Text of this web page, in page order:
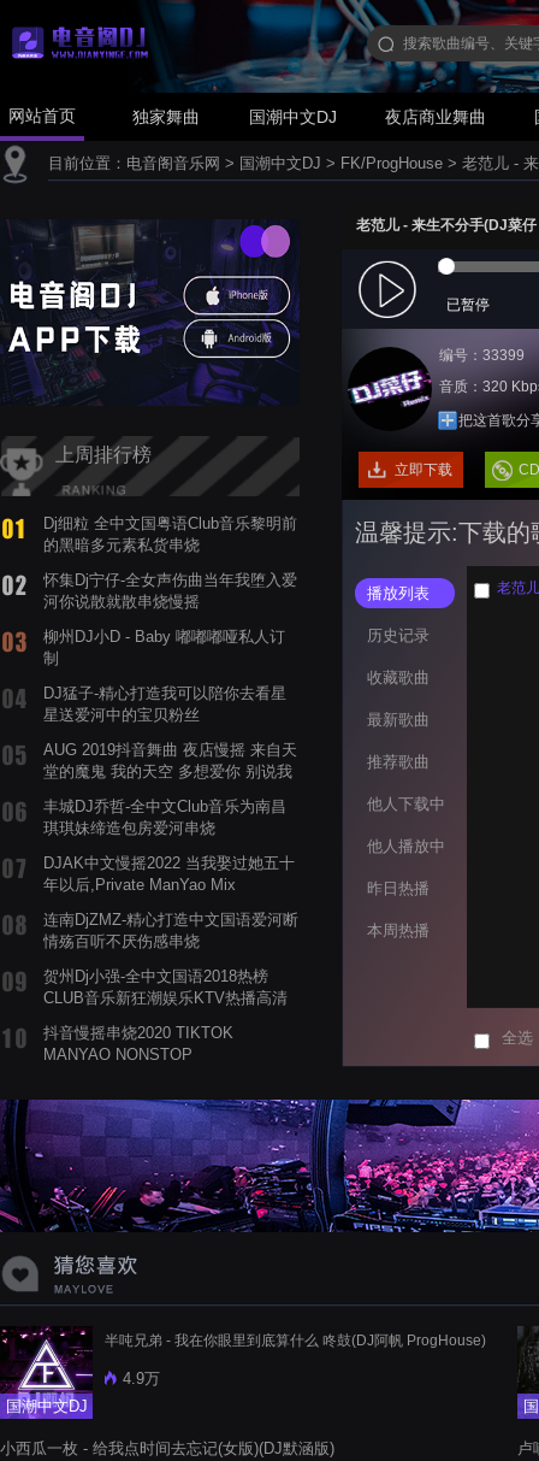
网站首页 独家舞曲 国潮中文DJ 夜店商业舞曲
目前位置： 电音阁音乐网 > 国潮中文DJ > FK/ProgHouse > 老范儿 -
上周排行榜
Dj细粒 全中文国粤语Club音乐黎明前
的黑暗多元素私货串烧
怀集Dj宁仔-全女声伤曲当年我堕入爱
河你说散就散串烧慢摇
柳州DJ小D - Baby 嘟嘟嘟哑私人订
制
DJ猛子-精心打造我可以陪你去看星
星送爱河中的宝贝粉丝
AUG 2019抖音舞曲 夜店慢摇 来自天
堂的魔鬼 我的天空 多想爱你 别说我
丰城DJ乔哲-全中文Club音乐为南昌
琪琪妹缔造包房爱河串烧
DJAK中文慢摇2022 当我娶过她五十
年以后,Private ManYao Mix
连南DjZMZ-精心打造中文国语爱河断
情殇百听不厌伤感串烧
贺州Dj小强-全中文国语2018热榜
CLUB音乐新狂潮娱乐KTV热播高清
抖音慢摇串烧2020 TIKTOK
MANYAO NONSTOP
蝉爸爸妈妈爱存在夏天的风是想你的
声音啊
老范儿 - 来生不分手(DJ菜
已暂停
编号：33399
音质：320
把这首歌分
立即下载
温馨提示:下载的
播放列表
历史记录
收藏歌曲
最新歌曲
推荐歌曲
他人下载中
他人播放中
昨日热播
本周热播
老范
全选
国潮中文DJ
半吨兄弟 - 我在你眼里到底算什么 咚鼓(DJ阿帆 ProgHouse)
4.9万
小西瓜一枚 - 给我点时间去忘记(女版)(DJ默涵版) 卢